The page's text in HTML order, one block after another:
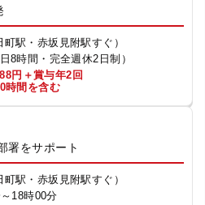
駅・赤坂見附駅すぐ）
8時間・完全週休2日制）
円＋賞与年2回
時間を含む
署をサポート
駅・赤坂見附駅すぐ）
18時00分